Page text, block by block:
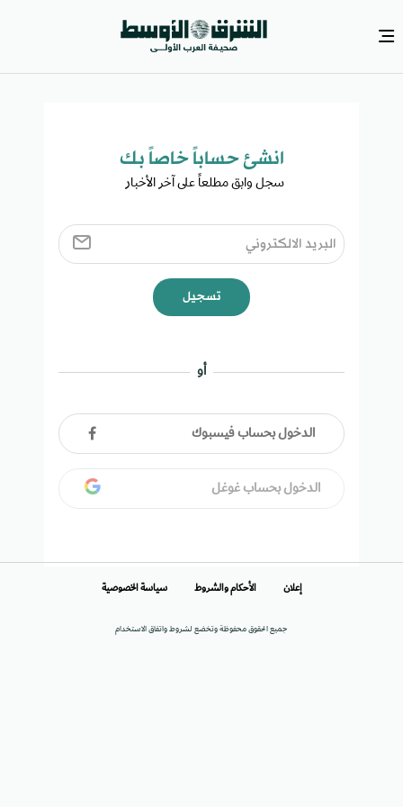
انشئ حساباً خاصاً بك​
سجل وابق مطلعاً على آخر الأخبار ​
تسجيل
أو
الدخول بحساب فيسبوك
الدخول بحساب غوغل
جميع الحقوق محفوظة وتخضع لشروط واتفاق الاستخدام
إعلان الأحكام والشروط سياسة الخصوصية